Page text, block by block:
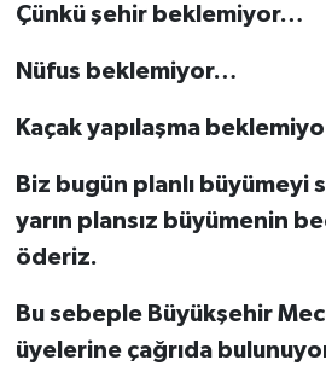
Çünkü şehir beklemiyor…
Nüfus beklemiyor…
Kaçak yapılaşma
Biz bugün planlı büyümeyi
yarın plansız büyümenin
öderiz.
Bu sebeple Büyükşehir
üyelerine çağrıda